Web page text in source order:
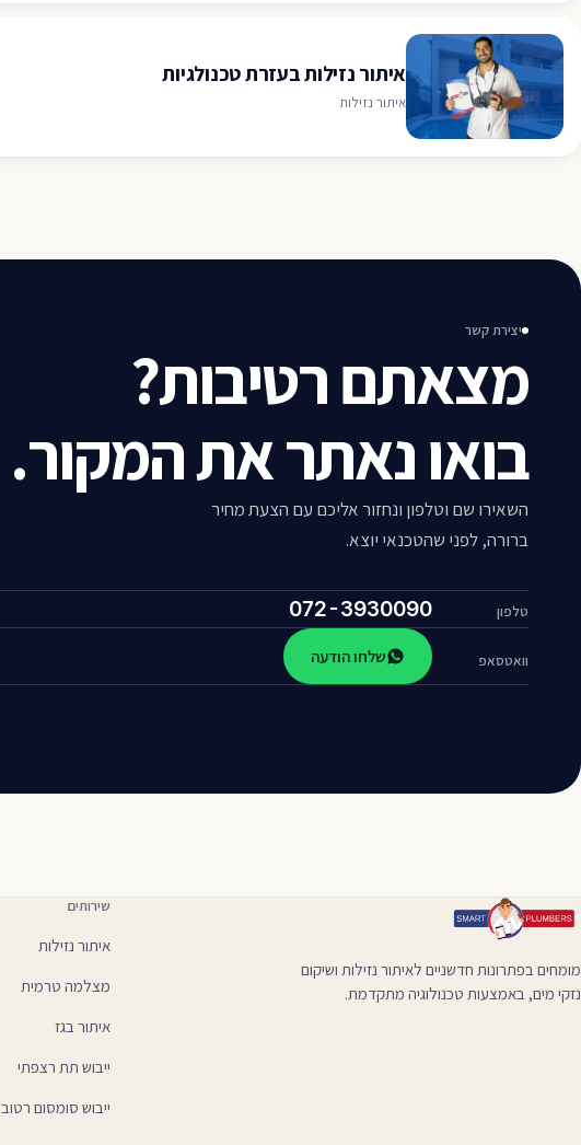
איתור נזילות בעזרת טכנולגיות
איתור נזילות
יצירת קשר
מצאתם רטיבות?
בואו נאתר את המקור.
השאירו שם וטלפון ונחזור אליכם עם הצעת מחיר
ברורה, לפני שהטכנאי יוצא.
טלפון 072-3930090
וואטסאפ שלחו הודעה
מומחים בפתרונות חדשניים לאיתור נזילות ושיקום
נזקי מים, באמצעות טכנולוגיה מתקדמת.
שירותים
איתור נזילות
מצלמה טרמית
איתור בגז
ייבוש תת רצפתי
ייבוש סומסום רטוב